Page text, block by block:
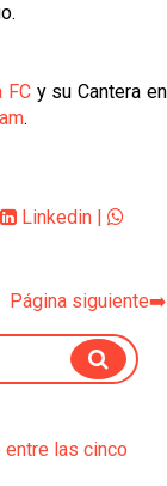
FCy su Cantera en
.
Linkedin
Página siguiente➡️
entre las cinco